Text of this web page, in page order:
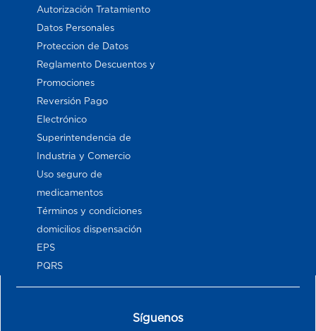
Autorización Tratamiento
Datos Personales
Proteccion de Datos
Reglamento Descuentos y
Promociones
Reversión Pago
Electrónico
Superintendencia de
Industria y Comercio
Uso seguro de
medicamentos
Términos y condiciones
domicilios dispensación
EPS
PQRS
Síguenos